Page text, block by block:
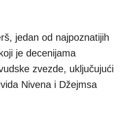
jedan od najpoznatijih
je decenijama
zvezde, uključujući
Nivena i Džejmsa